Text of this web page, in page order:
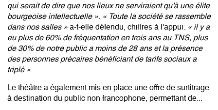
qui serait de dire que nos lieux ne serviraient qu'à une élite
bourgeoise intellectuelle ». « Toute la société se rassemble
dans nos salles » a-t-elle défendu, chiffres à l'appui: « il y a
eu plus de 60% de fréquentation en trois ans au TNS, plus
de 30% de notre public a moins de 28 ans et la présence
des personnes précaires bénéficiant de tarifs sociaux a
triplé ».
Le théâtre a également mis en place une offre de surtitrage
à destination du public non francophone, permettant de...